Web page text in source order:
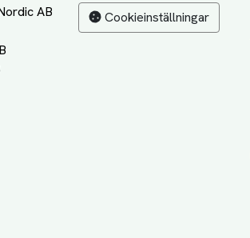
AB Cookieinställningar